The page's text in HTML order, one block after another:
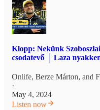
Klopp: Nekünk
csodatevő │ Laza
Onlife, Berze Márton, and
·
May 4, 2024
Listen now